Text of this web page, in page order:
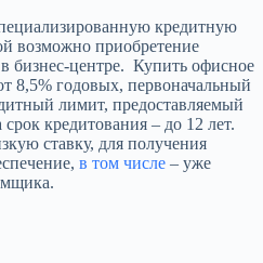
кредитную
возможно приобретение
бизнес-центре. Купить офисное
8,5% годовых, первоначальный
лимит, предоставляемый
кредитования – до 12 лет.
ставку, для получения
в том числе – уже